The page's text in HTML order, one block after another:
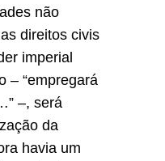
não
direitos civis
imperial
– “empregará
–, será
da
havia um